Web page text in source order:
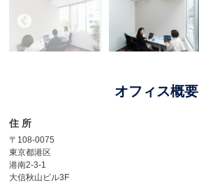
オフィス概要
住 所
〒108-0075
東京都港区
港南2-3-1
大信秋山ビル3F